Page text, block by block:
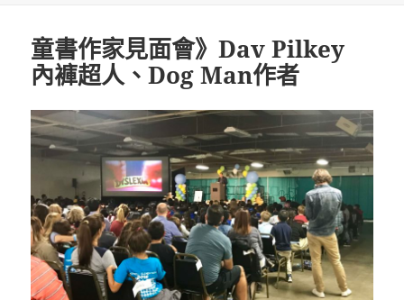
童書作家見面會》Dav Pilkey
內褲超人、Dog Man作者